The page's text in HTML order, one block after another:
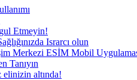
Etmeyin!
Israrcı olun
Merkezi ESİM Mobil
Tanıyın
elinizin altında!